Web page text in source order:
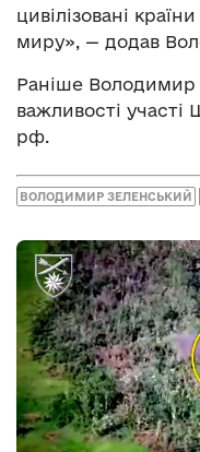
цивілізовані
миру», — додав
Раніше Володимир
важливості участі
рф.
ВОЛОДИМИР ЗЕЛЕНСЬКИЙ